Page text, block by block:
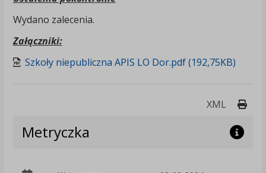
Wydano zalecenia.
Załączniki:
Szkoły niepubliczna APIS LO Dor.pdf (192,75KB)
XML
Metryczka